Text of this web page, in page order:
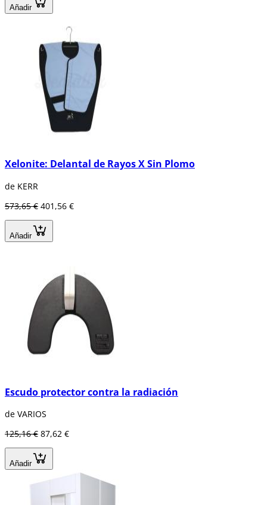
Añadir
Xelonite: Delantal de Rayos X Sin Plomo
de KERR
573,65 € 401,56 €
Añadir
Escudo protector contra la radiación
de VARIOS
125,16 € 87,62 €
Añadir